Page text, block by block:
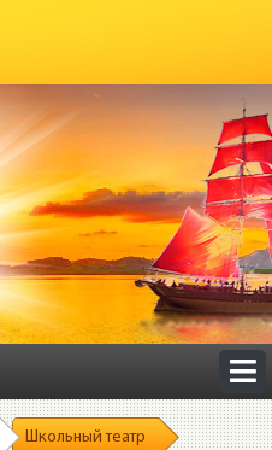
Школьный театр